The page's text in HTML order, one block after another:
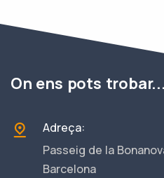
On ens pots trobar...
Adreça:
Passeig de la
Barcelona